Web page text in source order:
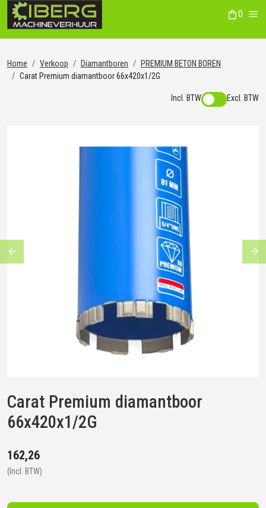
0
Home Verkoop Diamantboren
PREMIUM BETON BOREN
Carat Premium diamantboor 66x420x1/2G
Incl. BTW Excl. BTW
Previous
Carat Premium diamantboor
66x420x1/2G
162,26
(Incl. BTW)